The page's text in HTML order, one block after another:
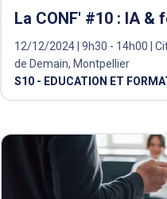
La CONF' #10 : IA &
12/12/2024 | 9h30 - 14h00 |
de Demain, Montpellier
S10 - EDUCATION ET